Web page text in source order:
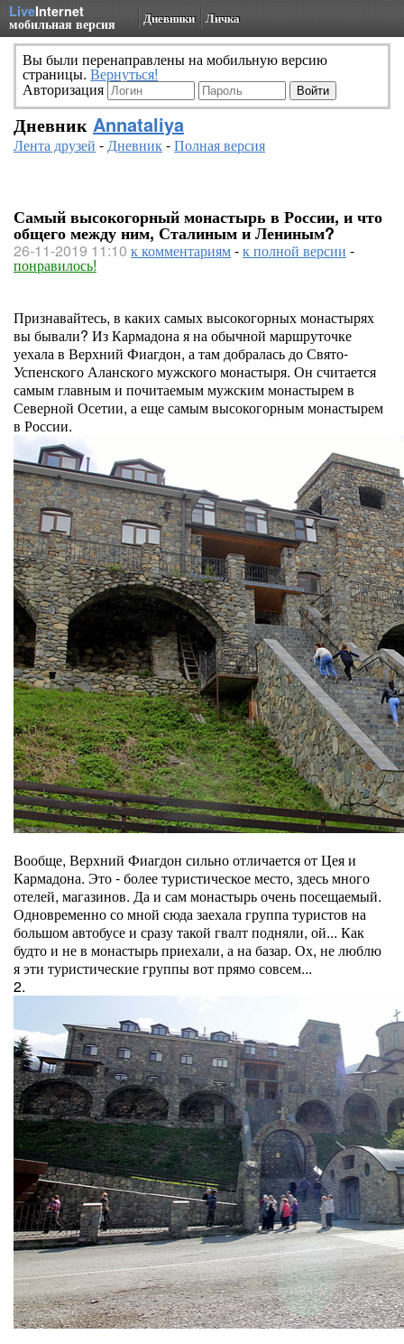
LiveInternet
мобильная версия Дневники Личка
Вы были перенаправлены на мобильную версию
страницы. Вернуться!
Авторизация
Дневник Annataliya
Лента друзей -Дневник-Полная версия
Самый высокогорный монастырь в России, и что
общего между ним, Сталиным и Лениным?
26-11-2019 11:10 к комментариям-к полной версии -
понравилось!
Признавайтесь, в каких самых высокогорных монастырях
вы бывали? Из Кармадона я на обычной маршруточке
уехала в Верхний Фиагдон, а там добралась до Свято-
Успенского Аланского мужского монастыря. Он считается
самым главным и почитаемым мужским монастырем в
Северной Осетии, а еще самым высокогорным монастырем
в России.
Вообще, Верхний Фиагдон сильно отличается от Цея и
Кармадона. Это - более туристическое место, здесь много
отелей, магазинов. Да и сам монастырь очень посещаемый.
Одновременно со мной сюда заехала группа туристов на
большом автобусе и сразу такой гвалт подняли, ой... Как
будто и не в монастырь приехали, а на базар. Ох, не люблю
я эти туристические группы вот прямо совсем...
2.